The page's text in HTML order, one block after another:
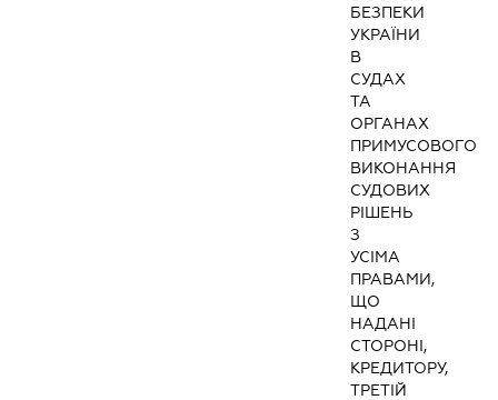
БЕЗПЕКИ
УКРАЇНИ
В
СУДАХ
ТА
ОРГАНАХ
ПРИМУСОВОГО
ВИКОНАННЯ
СУДОВИХ
РІШЕНЬ
З
УСІМА
ПРАВАМИ,
ЩО
НАДАНІ
СТОРОНІ,
КРЕДИТОРУ,
ТРЕТІЙ